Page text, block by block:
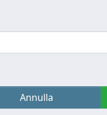
Annulla